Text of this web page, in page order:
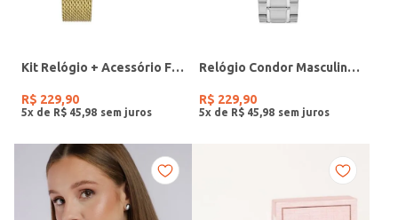
Kit Relógio + Acessório Feminino DOURADO
R$ 229,90
5x de R$ 45 98
Relógio Condor Masculino PRATA
R$ 229,90
5x de R$ 45 98